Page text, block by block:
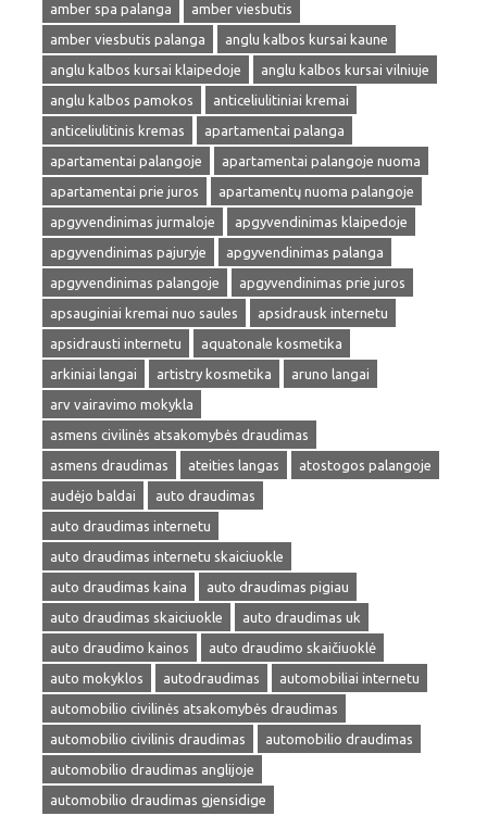
amber spa palanga
amber viesbutis
amber viesbutis palanga
anglu kalbos kursai kaune
anglu kalbos kursai klaipedoje
anglu kalbos kursai vilniuje
anglu kalbos pamokos
anticeliulitiniai kremai
anticeliulitinis kremas
apartamentai palanga
apartamentai palangoje
apartamentai palangoje nuoma
apartamentai prie juros
apartamentų nuoma palangoje
apgyvendinimas jurmaloje
apgyvendinimas klaipedoje
apgyvendinimas pajuryje
apgyvendinimas palanga
apgyvendinimas palangoje
apgyvendinimas prie juros
apsauginiai kremai nuo saules
apsidrausk internetu
apsidrausti internetu
aquatonale kosmetika
arkiniai langai
artistry kosmetika
aruno langai
arv vairavimo mokykla
asmens civilinės atsakomybės draudimas
asmens draudimas
ateities langas
atostogos palangoje
audėjo baldai
auto draudimas
auto draudimas internetu
auto draudimas internetu skaiciuokle
auto draudimas kaina
auto draudimas pigiau
auto draudimas skaiciuokle
auto draudimas uk
auto draudimo kainos
auto draudimo skaičiuoklė
auto mokyklos
autodraudimas
automobiliai internetu
automobilio civilinės atsakomybės draudimas
automobilio civilinis draudimas
automobilio draudimas
automobilio draudimas anglijoje
automobilio draudimas gjensidige